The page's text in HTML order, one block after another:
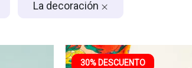
La decoración
30% DESCUENTO